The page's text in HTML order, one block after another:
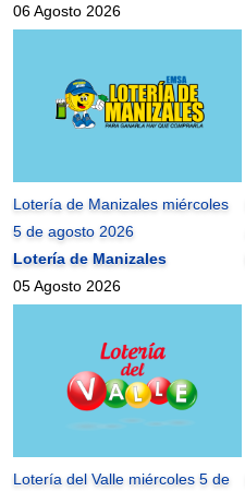
06 Agosto 2026
Lotería de Manizales miércoles
5 de agosto 2026
Lotería de Manizales
05 Agosto 2026
Lotería del Valle miércoles 5 de